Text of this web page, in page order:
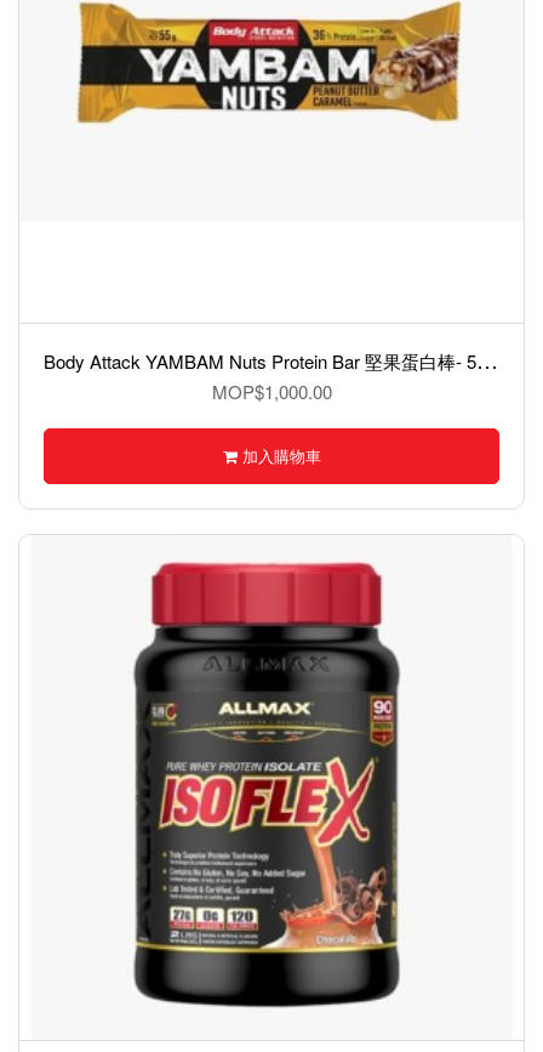
B
ody Attack YAMBAM Nuts Protein Bar 堅果蛋白棒- 55克
MOP$1,000.00
加入購物車